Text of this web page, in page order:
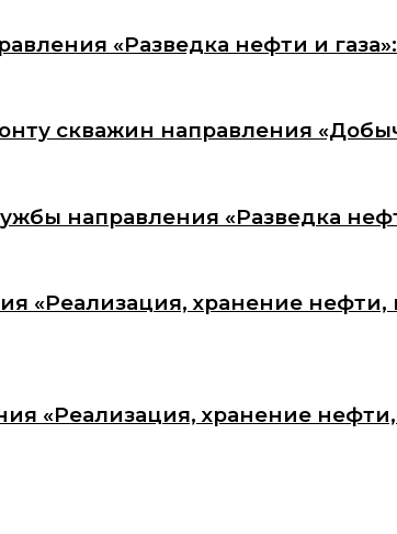
«Разведка нефти и
скважин направления
направления «Разведка
«Реализация, хранение
«Реализация, хранение